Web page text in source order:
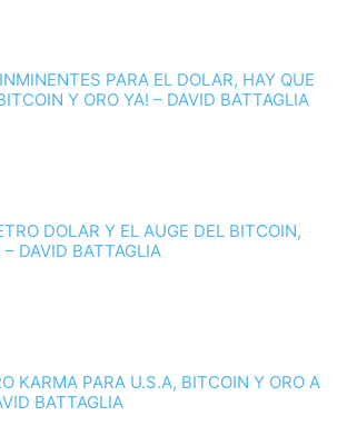
PARA EL DOLAR, HAY QUE
Y ORO YA! – DAVID BATTAGLIA
DOLAR Y EL AUGE DEL BITCOIN,
DAVID BATTAGLIA
KARMA PARA U.S.A, BITCOIN Y ORO A
BATTAGLIA